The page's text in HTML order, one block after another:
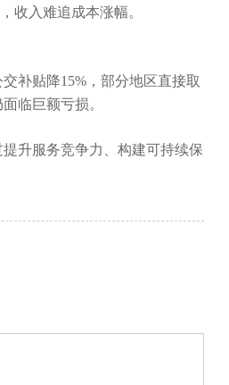
收入难追成本涨幅。
补贴降15%，部分地区直接取
临巨额亏损。
升服务竞争力、构建可持续保